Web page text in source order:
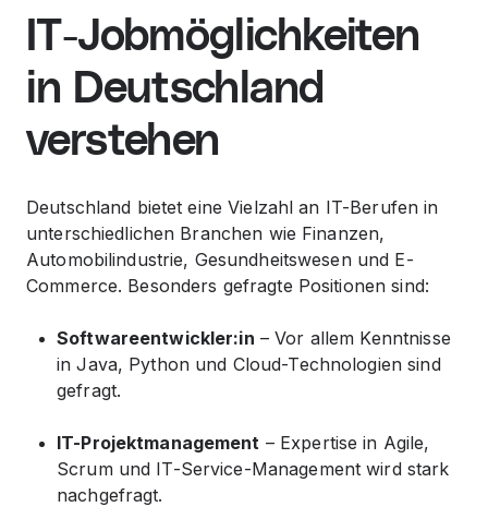
IT-Jobmöglichkeiten
in Deutschland
verstehen
Deutschland bietet eine Vielzahl an IT-Berufen in
unterschiedlichen Branchen wie Finanzen,
Automobilindustrie, Gesundheitswesen und E-
Commerce. Besonders gefragte Positionen sind:
Softwareentwickler:in – Vor allem Kenntnisse
in Java, Python und Cloud-Technologien sind
gefragt.
IT-Projektmanagement – Expertise in Agile,
Scrum und IT-Service-Management wird stark
nachgefragt.